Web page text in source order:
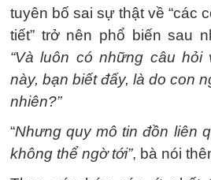
tuyên bố sai sự thật về “các
tiết” trở nên phổ biến sau
“Và luôn có những câu hỏi
này, bạn biết đấy, là do con
nhiên?”
“Nhưng quy mô tin đồn liên
không thể ngờ tới”, bà nói